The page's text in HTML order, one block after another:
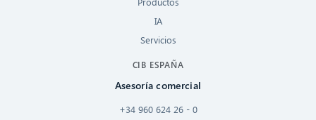
IA
Servicios
CIB ESPAÑA
Asesoría comercial
+34 960 624 26 - 0